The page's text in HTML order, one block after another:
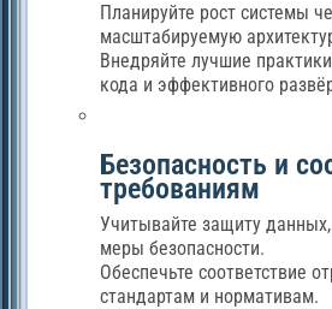
Планируйте рост системы
масштабируемую
Внедряйте лучшие
кода и эффективного
Безопасность и
требованиям
Учитывайте защиту
меры безопасности.
Обеспечьте соответствие
стандартам и нормативам.